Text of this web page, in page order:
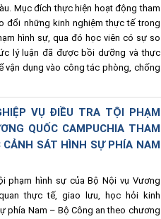
Mục đích thực hiện hoạt động tham
đổi những kinh nghiệm thực tế trong
hình sự, qua đó học viên có sự so
lý luận đã được bồi dưỡng và thực
vận dụng vào công tác phòng, chống
VỤ ĐIỀU TRA TỘI PHẠM
QUỐC CAMPUCHIA THAM
SÁT HÌNH SỰ PHÍA NAM
phạm hình sự của Bộ Nội vụ Vương
thực tế, giao lưu, học hỏi kinh
phía Nam – Bộ Công an theo chương